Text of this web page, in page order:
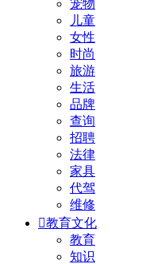
宠物
儿童
女性
时尚
旅游
生活
品牌
查询
招聘
法律
家具
代驾
维修
教育文化
教育
知识